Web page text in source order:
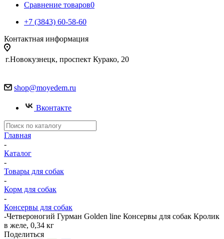
Сравнение товаров0
+7 (3843) 60-58-60
Контактная информация
г.Новокузнецк, проспект Курако, 20
shop@moyedem.ru
Вконтакте
Главная
-
Каталог
-
Товары для собак
-
Корм для собак
-
Консервы для собак
-Четвероногий Гурман Golden line Консервы для собак Кролик
в желе, 0,34 кг
Поделиться